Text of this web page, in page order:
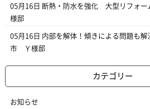
05月16日 断熱・防水を強化 大型リフォ
様邸
05月16日 内部を解体！傾きによる問題も
市 Ｙ様邸
カテゴリー
お知らせ